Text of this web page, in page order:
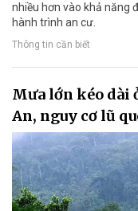
nhiều hơn vào khả năng
hành trình an cư.
Thông tin cần biết
Mưa lớn kéo dài
An, nguy cơ lũ